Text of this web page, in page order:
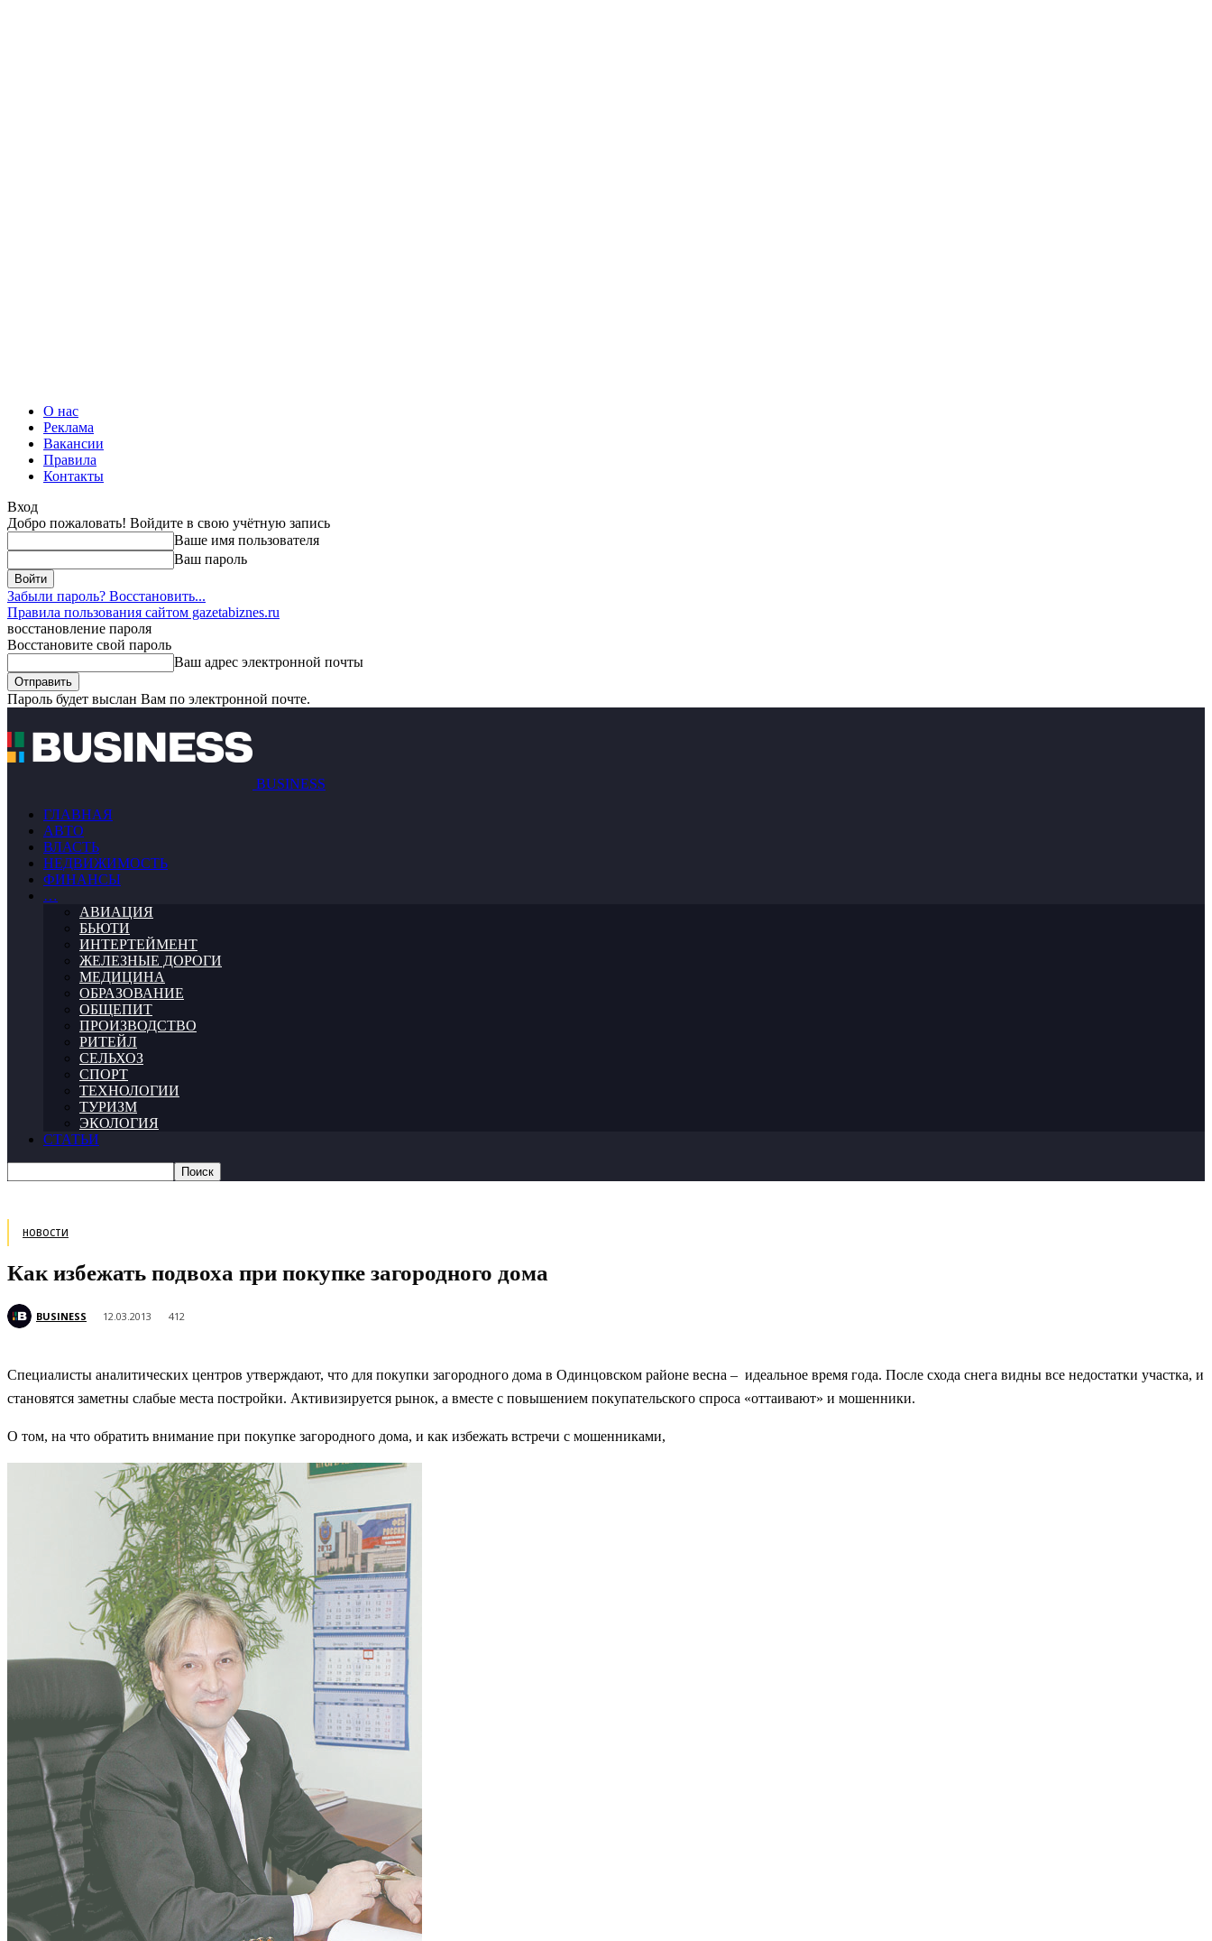
О нас
Реклама
Вакансии
Правила
Контакты
Вход
Добро пожаловать! Войдите в свою учётную запись
Ваше имя пользователя
Ваш пароль
Забыли пароль? Восстановить...
Правила пользования сайтом gazetabiznes.ru
восстановление пароля
Восстановите свой пароль
Ваш адрес электронной почты
Пароль будет выслан Вам по электронной почте.
BUSINESS
ГЛАВНАЯ
АВТО
ВЛАСТЬ
НЕДВИЖИМОСТЬ
ФИНАНСЫ
…
АВИАЦИЯ
БЬЮТИ
ИНТЕРТЕЙМЕНТ
ЖЕЛЕЗНЫЕ ДОРОГИ
МЕДИЦИНА
ОБРАЗОВАНИЕ
ОБЩЕПИТ
ПРОИЗВОДСТВО
РИТЕЙЛ
СЕЛЬХОЗ
СПОРТ
ТЕХНОЛОГИИ
ТУРИЗМ
ЭКОЛОГИЯ
СТАТЬИ
НОВОСТИ
Как избежать подвоха при покупке загородного дома
BUSINESS 12.03.2013 412
Специалисты аналитических центров утверждают, что для покупки загородного дома в Одинцовском районе весна – идеальное время года. После схода снега видны все недостатки участка, и
становятся заметны слабые места постройки. Активизируется рынок, а вместе с повышением покупательского спроса «оттаивают» и мошенники.
О том, на что обратить внимание при покупке загородного дома, и как избежать встречи с мошенниками,